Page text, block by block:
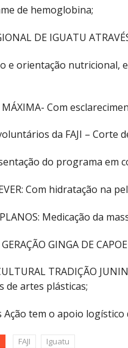
de hemoglobina;
DE IGUATU
e orientação nutricional,
MÁXIMA- Com
da FAJI – Corte
do programa em
Com hidratação na
Medicação da
GINGA DE
TRADIÇÃO
de artes plásticas;
tem o apoio logístico
FAJI
Iguatu